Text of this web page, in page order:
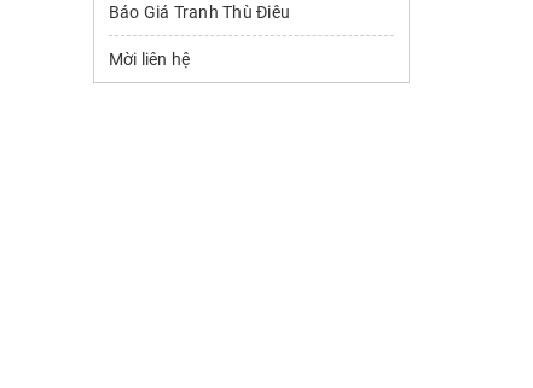
Báo Giá Tranh Thù Điêu
Mời liên hệ